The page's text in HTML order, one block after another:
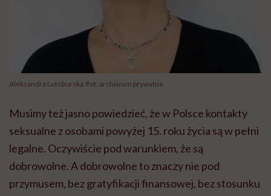
Aleksandra Lutoborska /fot. archiwum prywatne
Musimy też jasno powiedzieć, że w Polsce kontakty
seksualne z osobami powyżej 15. roku życia są w pełni
legalne. Oczywiście pod warunkiem, że są
dobrowolne. A dobrowolne to znaczy nie pod
przymusem, bez gratyfikacji finansowej, bez stosunku